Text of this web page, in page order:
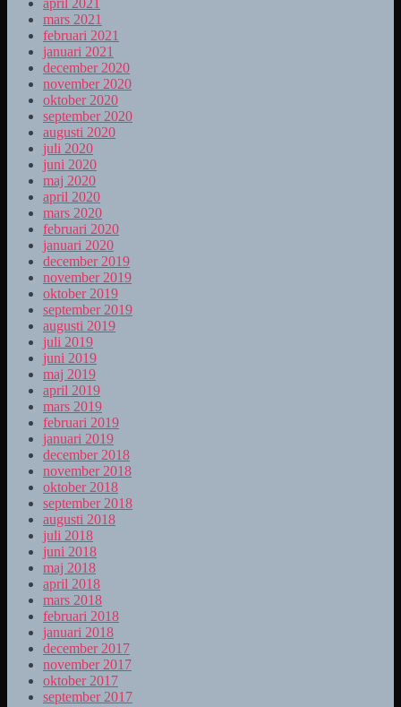
april 2021
mars 2021
februari 2021
januari 2021
december 2020
november 2020
oktober 2020
september 2020
augusti 2020
juli 2020
juni 2020
maj 2020
april 2020
mars 2020
februari 2020
januari 2020
december 2019
november 2019
oktober 2019
september 2019
augusti 2019
juli 2019
juni 2019
maj 2019
april 2019
mars 2019
februari 2019
januari 2019
december 2018
november 2018
oktober 2018
september 2018
augusti 2018
juli 2018
juni 2018
maj 2018
april 2018
mars 2018
februari 2018
januari 2018
december 2017
november 2017
oktober 2017
september 2017